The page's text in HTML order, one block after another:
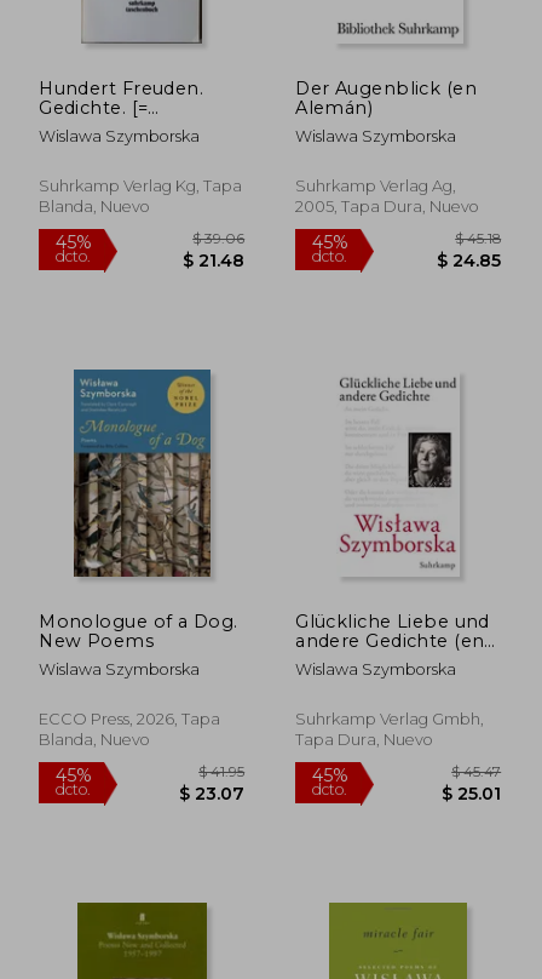
dcto.
45%
dcto.
45%
dcto. $ 19.48
45%
dcto.
Hundert Freuden.
Gedichte. [=
Suhrkamp
Taschenbuch, 2589]
Wislawa Szymborska
Suhrkamp Verlag Kg, Tapa
Blanda, Nuevo
Der Augenblick (en
Alemán)
Wislawa Szymborska
Suhrkamp Verlag Ag,
2005, Tapa Dura, Nuevo
Monologue of a Dog.
New Poems
Wislawa Szymborska
ECCO Press, 2026, Tapa
Blanda, Nuevo
Glückliche Liebe und
andere Gedichte (en
Alemán)
Wislawa Szymborska
Suhrkamp Verlag Gmbh,
Tapa Dura, Nuevo